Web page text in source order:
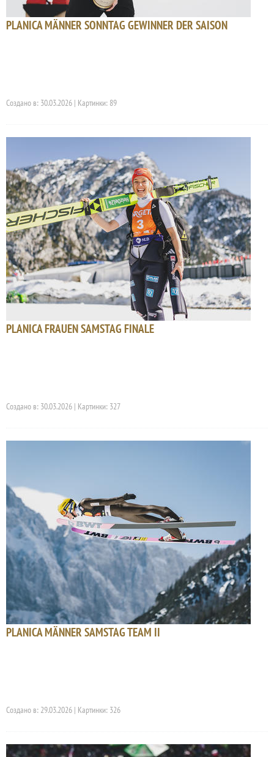
PLANICA MÄNNER SONNTAG GEWINNER DER SAISON
Создано в: 30.03.2026 | Картинки: 89
PLANICA FRAUEN SAMSTAG FINALE
Создано в: 30.03.2026 | Картинки: 327
PLANICA MÄNNER SAMSTAG TEAM II
Создано в: 29.03.2026 | Картинки: 326